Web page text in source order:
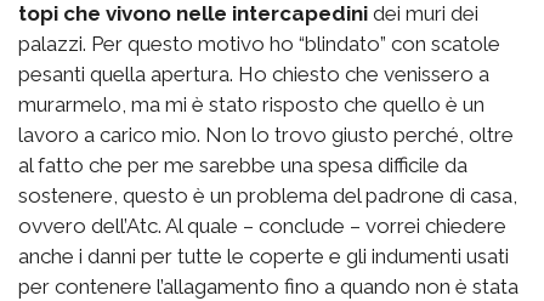
topi che vivono nelle intercapedini dei muri dei
palazzi. Per questo motivo ho “blindato” con scatole
pesanti quella apertura. Ho chiesto che venissero a
murarmelo, ma mi è stato risposto che quello è un
lavoro a carico mio. Non lo trovo giusto perché, oltre
al fatto che per me sarebbe una spesa difficile da
sostenere, questo è un problema del padrone di casa,
ovvero dell’Atc. Al quale – conclude – vorrei chiedere
anche i danni per tutte le coperte e gli indumenti usati
per contenere l’allagamento fino a quando non è stata